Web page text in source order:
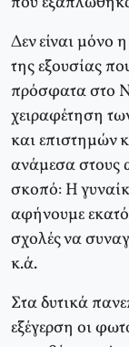
Δεν είναι μόνο
της εξουσίας
πρόσφατα στο
χειραφέτηση
και επιστημών
ανάμεσα στους
σκοπό: Η
αφήνουμε εκατό
σχολές να
κ.ά.
Στα δυτικά
εξέγερση οι